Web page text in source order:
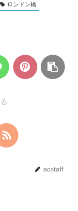
ロンドン橋
acstaff